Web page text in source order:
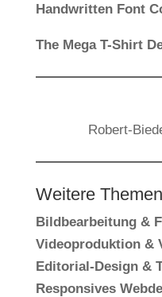
Handwritten Font
The Mega T-Shirt
Robert-
Weitere
Bildbearbeitung &
Videoproduktion &
Editorial-Design &
Responsives